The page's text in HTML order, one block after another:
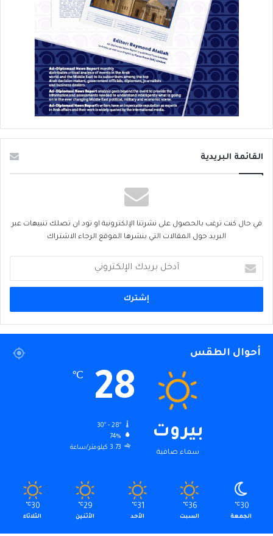
القائمة البريدية
في حال كنت ترغب بالحصول على نشرتنا الإلكترونية او تود ان تصلك تنبيهات عبر
البريد حول المقالات التي ينشرها الموقع الرجاء الاشتراك
بريدك
الإلكتروني
أحوال الطقس
بيروت
سماء صافية
28
℃
30º - 28º
74%
3.73 كيلومتر/ساعة
30
℃
الجمعة
36
℃
السبت
31
℃
الأحد
29
℃
الأثنين
30
℃
الثلاثاء